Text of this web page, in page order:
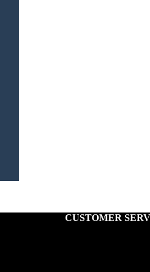
CUSTOMER